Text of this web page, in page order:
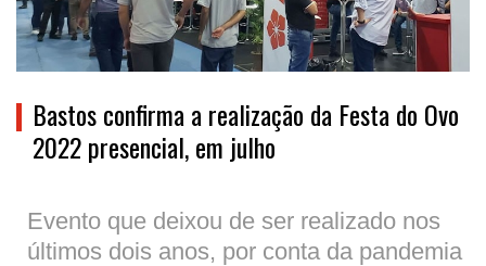
Bastos confirma a realização da Festa do Ovo
2022 presencial, em julho
Evento que deixou de ser realizado nos
últimos dois anos, por conta da pandemia